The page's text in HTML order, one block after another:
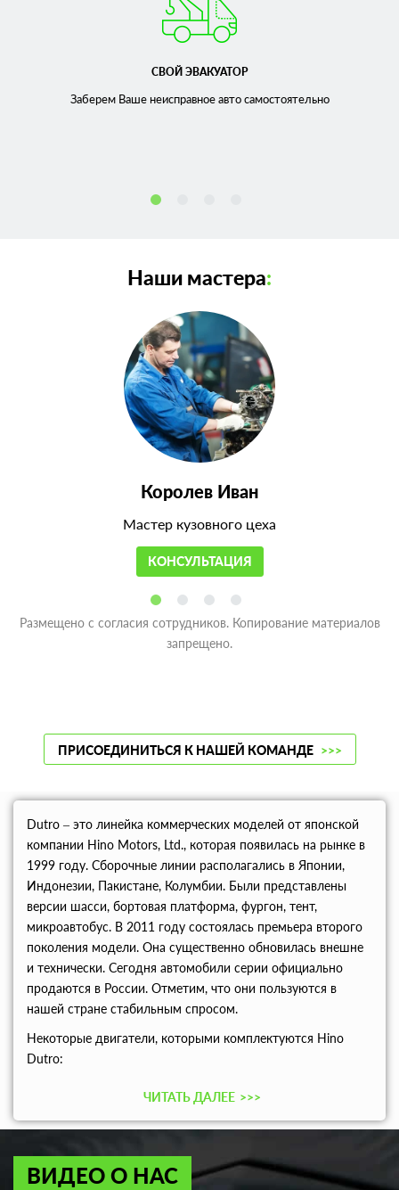
СВОЙ ЭВАКУАТОР
Заберем Ваше неисправноеавто самостоятельно
Наши мастера:
Королев Иван
Мастер кузовного цеха
КОНСУЛЬТАЦИЯ
Размещено с согласия сотрудников. Копирование материалов
запрещено.
ПРИСОЕДИНИТЬСЯ К НАШЕЙ КОМАНДЕ >>>
Dutro – это линейка коммерческих моделей от японской
компании Hino Motors, Ltd., которая появилась на рынке в
1999 году. Сборочные линии располагались в Японии,
Индонезии, Пакистане, Колумбии. Были представлены
версии шасси, бортовая платформа, фургон, тент,
микроавтобус. В 2011 году состоялась премьера второго
поколения модели. Она существенно обновилась внешне
и технически. Сегодня автомобили серии официально
продаются в России. Отметим, что они пользуются в
нашей стране стабильным спросом.
Некоторые двигатели, которыми комплектуются Hino
Dutro:
ЧИТАТЬ ДАЛЕЕ >>>
ВИДЕО О НАС